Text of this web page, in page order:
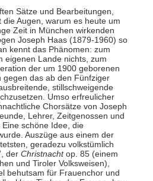
Sätze und Bearbeitungen,
Augen, warum es heute um
Zeit in München wirkenden
Joseph Haas (1879-1960) so
kennt das Phänomen: zum
eigenen Lande nichts, zum
der um 1900 geborenen
gegen das ab den Fünfziger
stillschweigende
Umso erfreulicher
Chorsätze von Joseph
Lehrer, Zeitgenossen und
schöne Idee, die
Auszüge aus einem der
geradezu volkstümlich
der Christnachtop. 85 (einem
und Tiroler Volksweisen),
behutsam für Frauenchor und